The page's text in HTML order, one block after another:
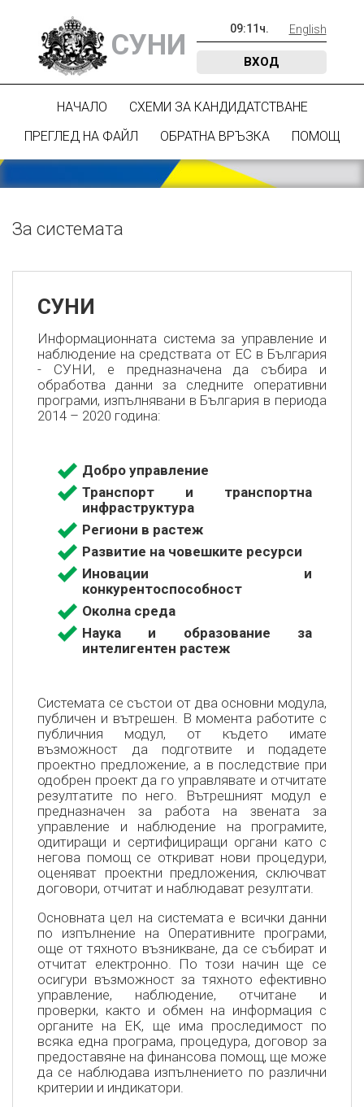
СУНИ 09:11 ч. English
ВХОД
НАЧАЛО
СХЕМИ ЗА КАНДИДАТСТВАНЕ
ПРЕГЛЕД НА ФАЙЛ
ОБРАТНА ВРЪЗКА ПОМОЩ
За системата
СУНИ
Информационната система за управление и
наблюдение на средствата от ЕС в България
- СУНИ, е предназначена да събира и
обработва данни за следните оперативни
програми, изпълнявани в България в периода
2014 – 2020 година:
Добро управление
Транспорт и транспортна
инфраструктура
Региони в растеж
Развитие на човешките ресурси
Иновации и
конкурентоспособност
Околна среда
Наука и образование за
интелигентен растеж
Системата се състои от два основни модула,
публичен и вътрешен. В момента работите с
публичния модул, от където имате
възможност да подготвите и подадете
проектно предложение, а в последствие при
одобрен проект да го управлявате и отчитате
резултатите по него. Вътрешният модул е
предназначен за работа на звената за
управление и наблюдение на програмите,
одитиращи и сертифициращи органи като с
негова помощ се откриват нови процедури,
оценяват проектни предложения, сключват
договори, отчитат и наблюдават резултати.
Основната цел на системата е всички данни
по изпълнение на Оперативните програми,
още от тяхното възникване, да се събират и
отчитат електронно. По този начин ще се
осигури възможност за тяхното ефективно
управление, наблюдение, отчитане и
проверки, както и обмен на информация с
органите на ЕК, ще има проследимост по
всяка една програма, процедура, договор за
предоставяне на финансова помощ, ще може
да се наблюдава изпълнението по различни
критерии и индикатори.